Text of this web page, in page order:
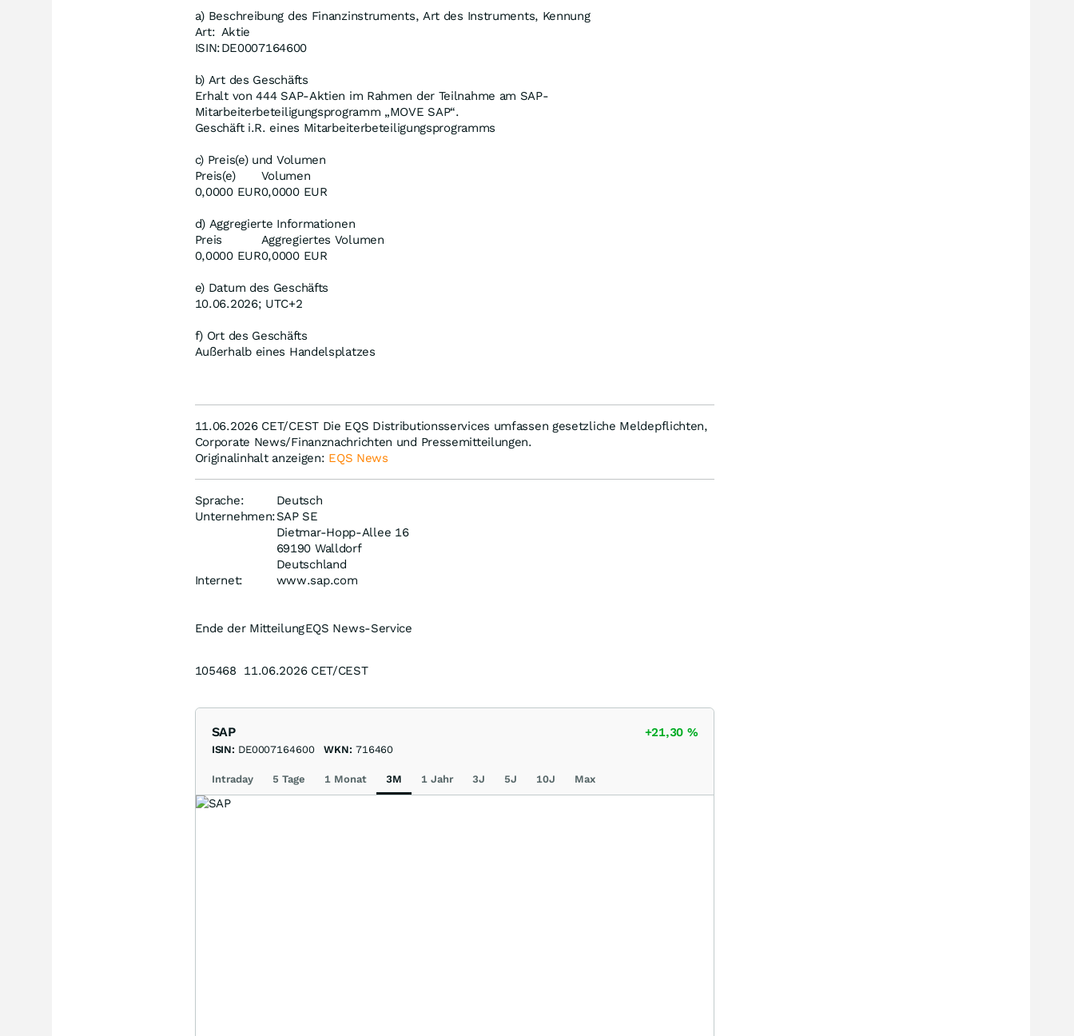
a) Beschreibung des Finanzinstruments, Art des Instruments, Kennung
Art: Aktie
ISIN:DE0007164600
b) Art des Geschäfts
Erhalt von 444 SAP-Aktien im Rahmen der Teilnahme am SAP-
Mitarbeiterbeteiligungsprogramm „MOVE SAP“.
Geschäft i.R. eines Mitarbeiterbeteiligungsprogramms
c) Preis(e) und Volumen
Preis(e)
Volumen
0,0000 EUR0,0000 EUR
d) Aggregierte Informationen
Preis
Aggregiertes Volumen
0,0000 EUR0,0000 EUR
e) Datum des Geschäfts
10.06.2026; UTC+2
f) Ort des Geschäfts
Außerhalb eines Handelsplatzes
11.06.2026 CET/CEST Die EQS Distributionsservices umfassen gesetzliche Meldepflichten,
Corporate News/Finanznachrichten und Pressemitteilungen.
Originalinhalt anzeigen: EQS News
Sprache:
Deutsch
Unternehmen:SAP SE
Dietmar-Hopp-Allee 16
69190 Walldorf
Deutschland
Internet:
www.sap.com
Ende der MitteilungEQS News-Service
105468 11.06.2026 CET/CEST
SAP +21,30 %
ISIN: DE0007164600 WKN: 716460
Intraday 5 Tage 1 Monat 3M 1 Jahr 3J 5J 10J Max